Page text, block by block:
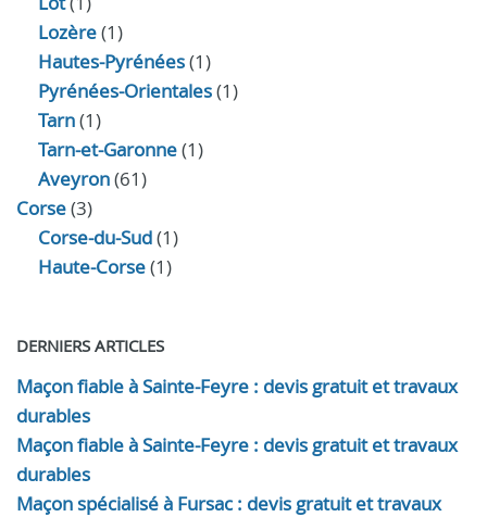
Lozère(1)
Hautes-Pyrénées(1)
Pyrénées-Orientales(1)
Tarn(1)
Tarn-et-Garonne(1)
Aveyron(61)
Corse(3)
Corse-du-Sud(1)
Haute-Corse(1)
DERNIERS ARTICLES
Maçon fiable à Sainte-Feyre : devis gratuit et travaux
durables
Maçon fiable à Sainte-Feyre : devis gratuit et travaux
durables
Maçon spécialisé à Fursac : devis gratuit et travaux